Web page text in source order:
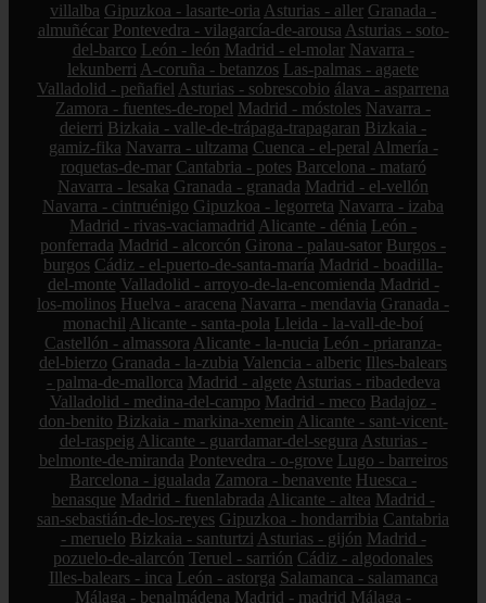
villalba Gipuzkoa - lasarte-oria Asturias - aller Granada -
almuñécar Pontevedra - vilagarcía-de-arousa Asturias - soto-
del-barco León - león Madrid - el-molar Navarra -
lekunberri A-coruña - betanzos Las-palmas - agaete
Valladolid - peñafiel Asturias - sobrescobio álava - asparrena
Zamora - fuentes-de-ropel Madrid - móstoles Navarra -
deierri Bizkaia - valle-de-trápaga-trapagaran Bizkaia -
gamiz-fika Navarra - ultzama Cuenca - el-peral Almería -
roquetas-de-mar Cantabria - potes Barcelona - mataró
Navarra - lesaka Granada - granada Madrid - el-vellón
Navarra - cintruénigo Gipuzkoa - legorreta Navarra - izaba
Madrid - rivas-vaciamadrid Alicante - dénia León -
ponferrada Madrid - alcorcón Girona - palau-sator Burgos -
burgos Cádiz - el-puerto-de-santa-maría Madrid - boadilla-
del-monte Valladolid - arroyo-de-la-encomienda Madrid -
los-molinos Huelva - aracena Navarra - mendavia Granada -
monachil Alicante - santa-pola Lleida - la-vall-de-boí
Castellón - almassora Alicante - la-nucia León - priaranza-
del-bierzo Granada - la-zubia Valencia - alberic Illes-balears
- palma-de-mallorca Madrid - algete Asturias - ribadedeva
Valladolid - medina-del-campo Madrid - meco Badajoz -
don-benito Bizkaia - markina-xemein Alicante - sant-vicent-
del-raspeig Alicante - guardamar-del-segura Asturias -
belmonte-de-miranda Pontevedra - o-grove Lugo - barreiros
Barcelona - igualada Zamora - benavente Huesca -
benasque Madrid - fuenlabrada Alicante - altea Madrid -
san-sebastián-de-los-reyes Gipuzkoa - hondarribia Cantabria
- meruelo Bizkaia - santurtzi Asturias - gijón Madrid -
pozuelo-de-alarcón Teruel - sarrión Cádiz - algodonales
Illes-balears - inca León - astorga Salamanca - salamanca
Málaga - benalmádena Madrid - madrid Málaga -